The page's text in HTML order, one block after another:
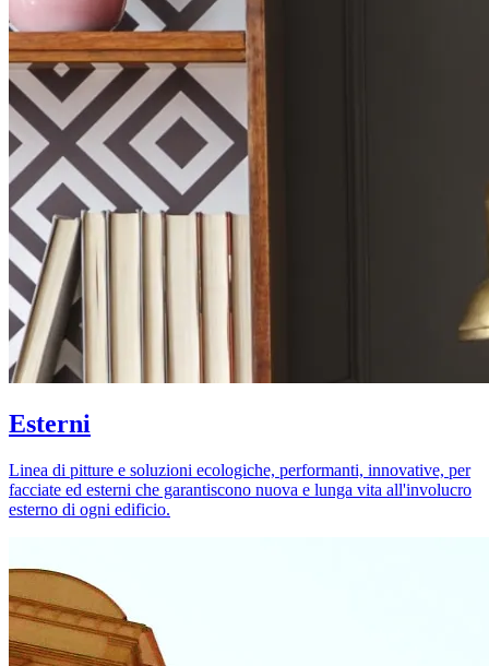
Esterni
Linea di pitture e soluzioni ecologiche, performanti, innovative, per
facciate ed esterni che garantiscono nuova e lunga vita all'involucro
esterno di ogni edificio.